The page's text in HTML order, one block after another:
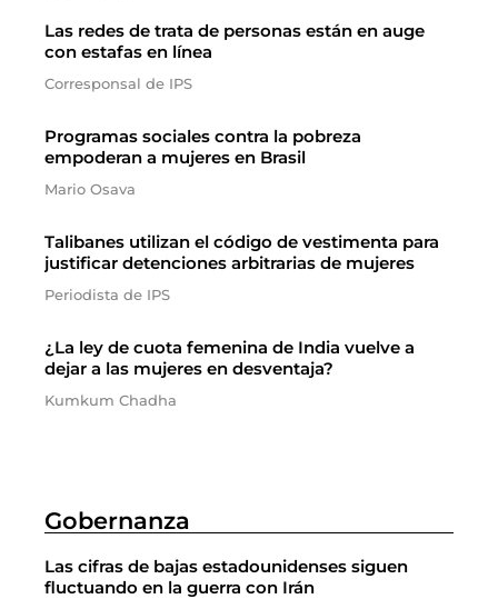
Las redes de trata de personas están en auge
con estafas en línea
Corresponsal de IPS
Programas sociales contra la pobreza
empoderan a mujeres en Brasil
Mario Osava
Talibanes utilizan el código de vestimenta para
justificar detenciones arbitrarias de mujeres
Periodista de IPS
¿La ley de cuota femenina de India vuelve a
dejar a las mujeres en desventaja?
Kumkum Chadha
Gobernanza
Las cifras de bajas estadounidenses siguen
fluctuando en la guerra con Irán